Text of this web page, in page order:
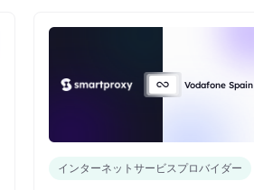
Vodafone Spain
インターネットサービスプロバイダー